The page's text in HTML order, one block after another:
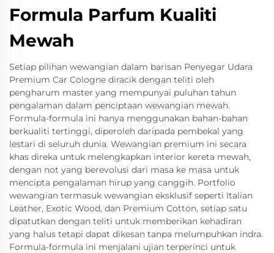
Formula Parfum Kualiti
Mewah
Setiap pilihan wewangian dalam barisan Penyegar Udara
Premium Car Cologne diracik dengan teliti oleh
pengharum master yang mempunyai puluhan tahun
pengalaman dalam penciptaan wewangian mewah.
Formula-formula ini hanya menggunakan bahan-bahan
berkualiti tertinggi, diperoleh daripada pembekal yang
lestari di seluruh dunia. Wewangian premium ini secara
khas direka untuk melengkapkan interior kereta mewah,
dengan not yang berevolusi dari masa ke masa untuk
mencipta pengalaman hirup yang canggih. Portfolio
wewangian termasuk wewangian eksklusif seperti Italian
Leather, Exotic Wood, dan Premium Cotton, setiap satu
dipatutkan dengan teliti untuk memberikan kehadiran
yang halus tetapi dapat dikesan tanpa melumpuhkan indra.
Formula-formula ini menjalani ujian terperinci untuk